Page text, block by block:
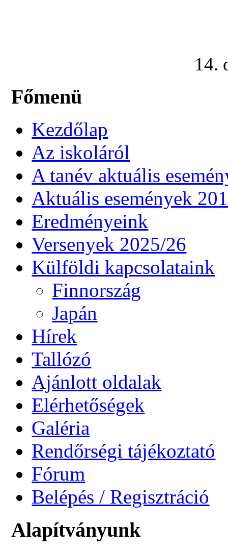
14.
Főmenü
Kezdőlap
Az iskoláról
A tanév aktuális
Aktuális események
Eredményeink
Versenyek 2025/26
Külföldi kapcsolataink
Finnország
Japán
Hírek
Tallózó
Ajánlott oldalak
Elérhetőségek
Galéria
Rendőrségi tájékoztató
Fórum
Belépés / Regisztráció
Alapítványunk